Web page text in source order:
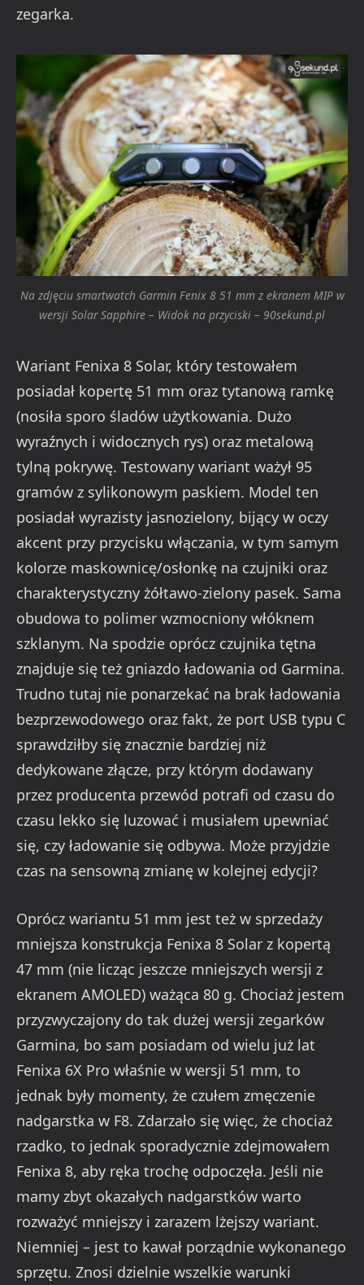
zegarka.
Na zdjęciu smartwatch Garmin Fenix 8 51 mm z ekranem MIP w
wersji Solar Sapphire – Widok na przyciski – 90sekund.pl
Wariant Fenixa 8 Solar, który testowałem
posiadał kopertę 51 mm oraz tytanową ramkę
(nosiła sporo śladów użytkowania. Dużo
wyraźnych i widocznych rys) oraz metalową
tylną pokrywę. Testowany wariant ważył 95
gramów z sylikonowym paskiem. Model ten
posiadał wyrazisty jasnozielony, bijący w oczy
akcent przy przycisku włączania, w tym samym
kolorze maskownicę/osłonkę na czujniki oraz
charakterystyczny żółtawo-zielony pasek. Sama
obudowa to polimer wzmocniony włóknem
szklanym. Na spodzie oprócz czujnika tętna
znajduje się też gniazdo ładowania od Garmina.
Trudno tutaj nie ponarzekać na brak ładowania
bezprzewodowego oraz fakt, że port USB typu C
sprawdziłby się znacznie bardziej niż
dedykowane złącze, przy którym dodawany
przez producenta przewód potrafi od czasu do
czasu lekko się luzować i musiałem upewniać
się, czy ładowanie się odbywa. Może przyjdzie
czas na sensowną zmianę w kolejnej edycji?
Oprócz wariantu 51 mm jest też w sprzedaży
mniejsza konstrukcja Fenixa 8 Solar z kopertą
47 mm (nie licząc jeszcze mniejszych wersji z
ekranem AMOLED) ważąca 80 g. Chociaż jestem
przyzwyczajony do tak dużej wersji zegarków
Garmina, bo sam posiadam od wielu już lat
Fenixa 6X Pro właśnie w wersji 51 mm, to
jednak były momenty, że czułem zmęczenie
nadgarstka w F8. Zdarzało się więc, że chociaż
rzadko, to jednak sporadycznie zdejmowałem
Fenixa 8, aby ręka trochę odpoczęła. Jeśli nie
mamy zbyt okazałych nadgarstków warto
rozważyć mniejszy i zarazem lżejszy wariant.
Niemniej – jest to kawał porządnie wykonanego
sprzętu. Znosi dzielnie wszelkie warunki